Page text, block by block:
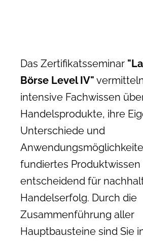
Das Zertifikatsseminar
Börse Level IV"
intensive Fachwissen
Handelsprodukte, ihre
Unterschiede und
fundiertes Produktwissen
entscheidend für
Handelserfolg. Durch die
Zusammenführung aller
Hauptbausteine sind Sie